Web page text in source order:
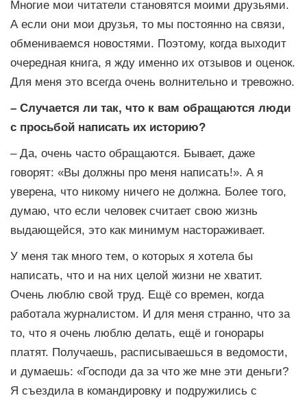
Многие мои читатели становятся моими друзьями.
А если они мои друзья, то мы постоянно на связи,
обмениваемся новостями. Поэтому, когда выходит
очередная книга, я жду именно их отзывов и оценок.
Для меня это всегда очень волнительно и тревожно.
– Случается ли так, что к вам обращаются люди
с просьбой написать их историю?
– Да, очень часто обращаются. Бывает, даже
говорят: «Вы должны про меня написать!». А я
уверена, что никому ничего не должна. Более того,
думаю, что если человек считает свою жизнь
выдающейся, это как минимум настораживает.
У меня так много тем, о которых я хотела бы
написать, что и на них целой жизни не хватит.
Очень люблю свой труд. Ещё со времен, когда
работала журналистом. И для меня странно, что за
то, что я очень люблю делать, ещё и гонорары
платят. Получаешь, расписываешься в ведомости,
и думаешь: «Господи да за что же мне эти деньги?
Я съездила в командировку и подружились с